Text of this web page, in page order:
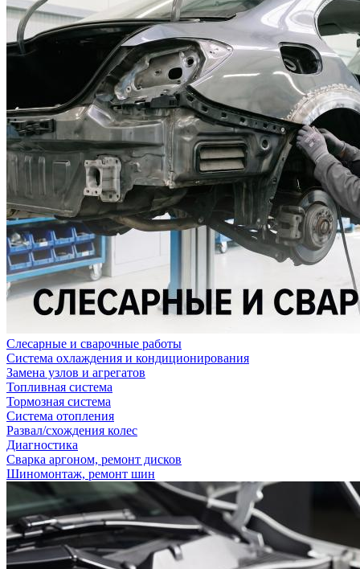
Слесарные и сварочные работы
Система охлаждения и кондиционирования
Замена узлов и агрегатов
Топливная система
Тормозная система
Система отопления
Развал/схождения колес
Диагностика
Сварка аргоном, ремонт дисков
Шиномонтаж, ремонт шин